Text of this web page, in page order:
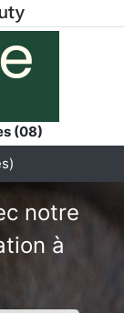
(08)
notre
à